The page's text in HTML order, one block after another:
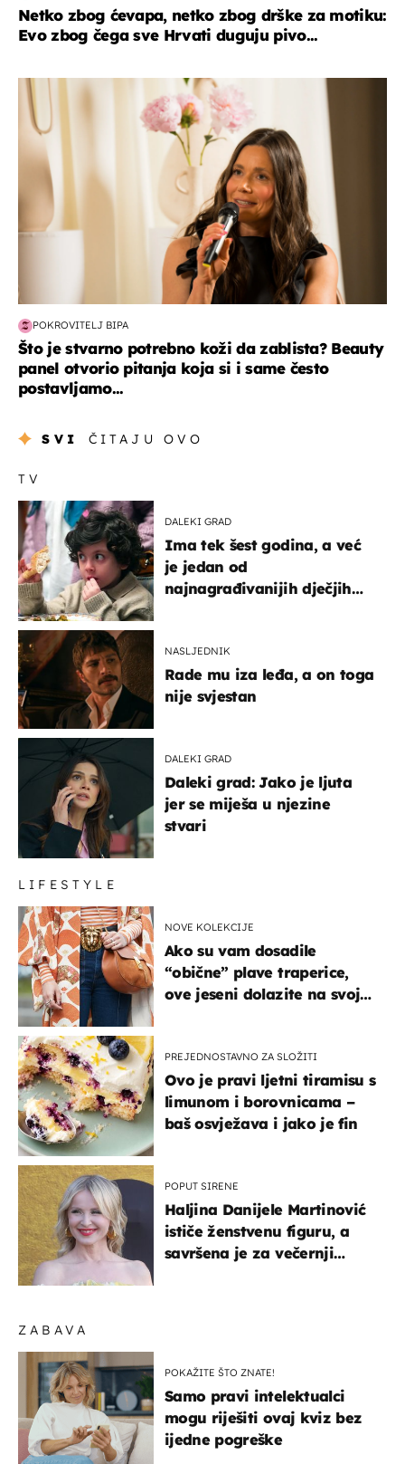
Netko zbog ćevapa, netko zbog drške za motiku:
Evo zbog čega sve Hrvati duguju pivo...
moda & ljepota
POKROVITELJ BIPA
Što je stvarno potrebno koži da zablista? Beauty
panel otvorio pitanja koja si i same često
postavljamo...
SVI ČITAJU OVO
ZABAVA
POKAŽITE ŠTO ZNATE!
Samo pravi intelektualci
mogu riješiti ovaj kviz bez
ijedne pogreške
TV
DALEKI GRAD
Ima tek šest godina, a već
je jedan od
najnagrađivanijih dječjih
NASLJEDNIK
Rade mu iza leđa, a on toga
nije svjestan
DALEKI GRAD
Daleki grad: Jako je ljuta
jer se miješa u njezine
stvari
LIFESTYLE
NOVE KOLEKCIJE
Ako su vam dosadile
“obične” plave traperice,
ove jeseni dolazite na svoje
PREJEDNOSTAVNO ZA SLOŽITI
Ovo je pravi ljetni tiramisu s
limunom i borovnicama –
baš osvježava i jako je fin
POPUT SIRENE
Haljina Danijele Martinović
ističe ženstvenu figuru, a
savršena je za večernji